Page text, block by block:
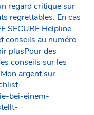
regard critique sur
regrettables. En cas
SECURE Helpline
conseils au numéro
plusPour des
conseils sur les
argent sur
bei-einem-